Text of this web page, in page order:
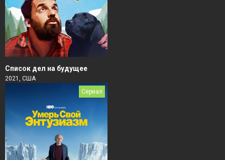
Список дел на будущее
2021, США
Сериал